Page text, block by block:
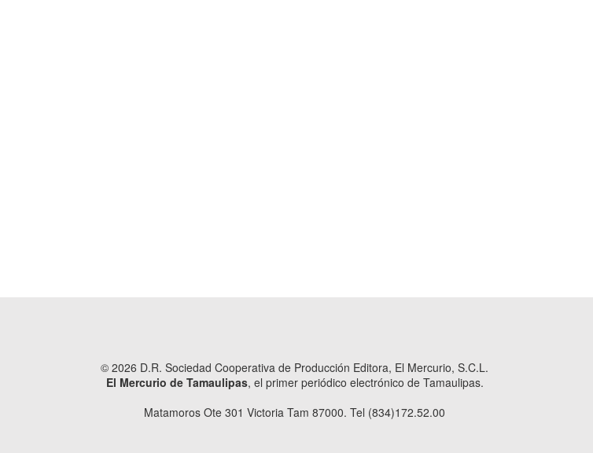
© 2026 D.R. Sociedad Cooperativa de Producción Editora, El Mercurio, S.C.L.
El Mercurio de Tamaulipas, el primer periódico electrónico de Tamaulipas.
Matamoros Ote 301 Victoria Tam 87000. Tel (834)172.52.00